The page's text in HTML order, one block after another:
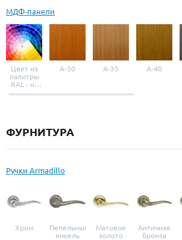
МДФ-панели
Цвет из
палитры
RAL - на
выбор
A-30 A-35 A-40
ФУРНИТУРА
Ручки Armadillo
Хром
Пепельный
никель
Матовое
золото
Античная
бронза